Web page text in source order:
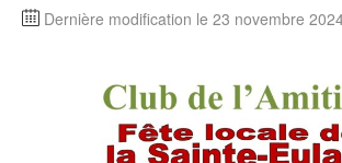
Dernière modification le 23 novembre